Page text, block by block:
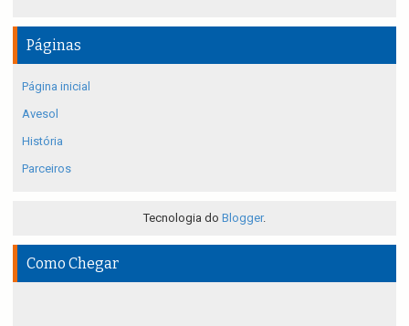
Páginas
Página inicial
Avesol
História
Parceiros
Tecnologia do Blogger.
Como Chegar